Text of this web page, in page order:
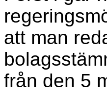
att man
från den 5